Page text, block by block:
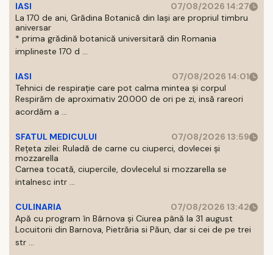
IASI
07/08/2026 14:27
La 170 de ani, Grădina Botanică din Iași are propriul timbru
aniversar
* prima grădină botanică universitară din Romania
implineste 170 d ...
IASI
07/08/2026 14:01
Tehnici de respirație care pot calma mintea și corpul
Respirăm de aproximativ 20.000 de ori pe zi, insă rareori
acordăm a ...
SFATUL MEDICULUI
07/08/2026 13:59
Rețeta zilei: Ruladă de carne cu ciuperci, dovlecei și
mozzarella
Carnea tocată, ciupercile, dovlecelul si mozzarella se
intalnesc intr ...
CULINARIA
07/08/2026 13:42
Apă cu program în Bârnova și Ciurea până la 31 august
Locuitorii din Barnova, Pietrăria si Păun, dar si cei de pe trei
str ...